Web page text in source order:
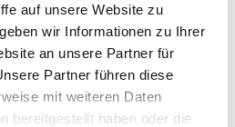
auf unsere Website zu
wir Informationen zu Ihrer
an unsere Partner für
Partner führen diese
mit weiteren Daten
bereitgestellt haben oder die
ja leider nicht, weil man
konfrontiert wird.
es natürlich ned langweilig.